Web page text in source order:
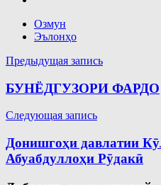
Озмун
Эълонҳо
Навигация
по
записям
Предыдущая запись
БУНЁДГУЗОРИ ФАРДО
Следующая запись
Донишгоҳи давлатии
Абуабдуллоҳи Рӯдакӣ